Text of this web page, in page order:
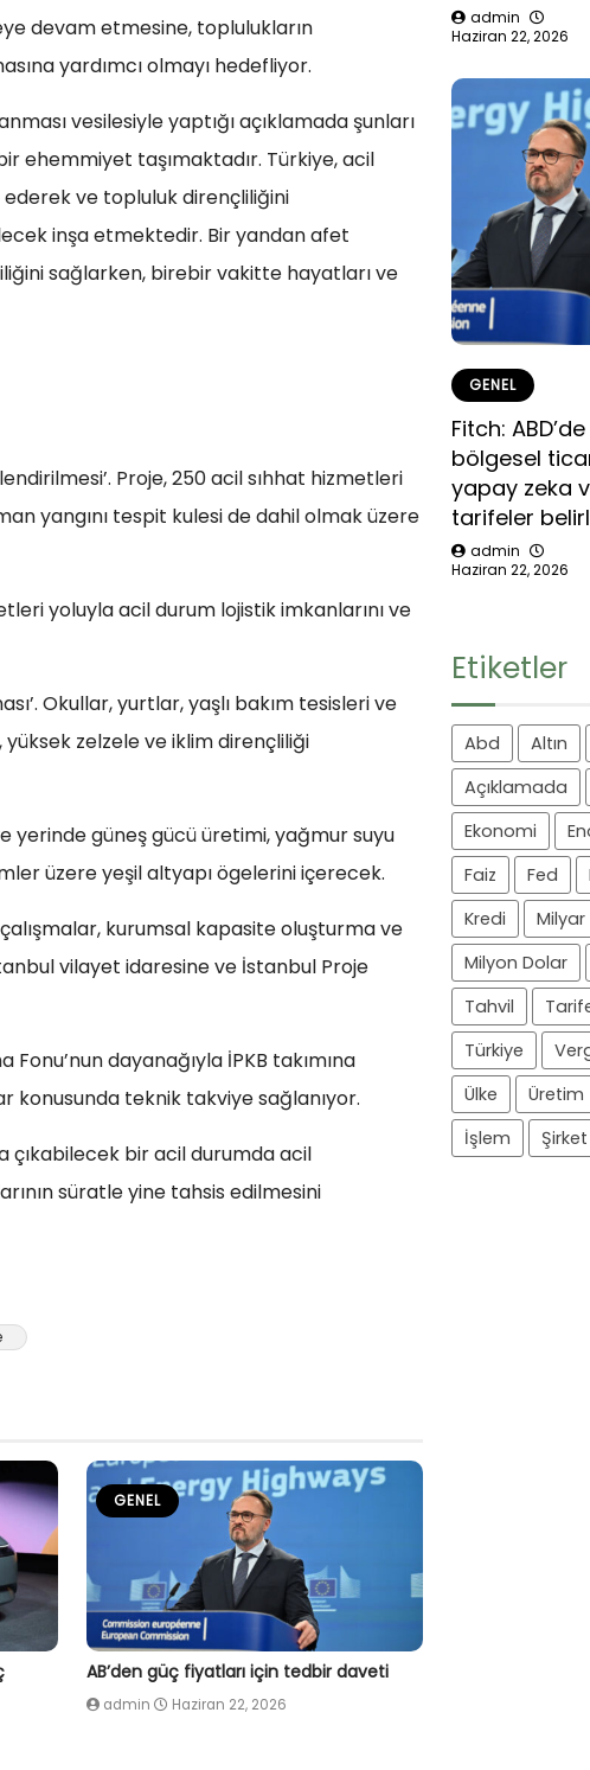
devam etmesine, toplulukların
yardımcı olmayı hedefliyor.
vesilesiyle yaptığı açıklamada şunları
ehemmiyet taşımaktadır. Türkiye, acil
ederek ve topluluk dirençliliğini
inşa etmektedir. Bir yandan afet
sağlarken, birebir vakitte hayatları ve
Proje, 250 acil sıhhat hizmetleri
yangını tespit kulesi de dahil olmak üzere
yoluyla acil durum lojistik imkanlarını ve
Okullar, yurtlar, yaşlı bakım tesisleri ve
zelzele ve iklim dirençliliği
yerinde güneş gücü üretimi, yağmur suyu
üzere yeşil altyapı ögelerini içerecek.
çalışmalar, kurumsal kapasite oluşturma ve
vilayet idaresine ve İstanbul Proje
dayanağıyla İPKB takımına
konusunda teknik takviye sağlanıyor.
çıkabilecek bir acil durumda acil
süratle yine tahsis edilmesini
GENEL
AB’den güç fiyatları için tedbir daveti
admin Haziran 22, 2026
admin
Haziran 22, 2026
GENEL
Fitch: ABD’de
bölgesel
yapay zeka
tarifeler
admin
Haziran 22, 2026
Etiketler
Abd Altın
Açıklamada
Ekonomi
Faiz
Fed
Kredi
Milyar
Milyon Dolar
Tahvil
Türkiye
Ülke
Üretim
İşlem
Şirket